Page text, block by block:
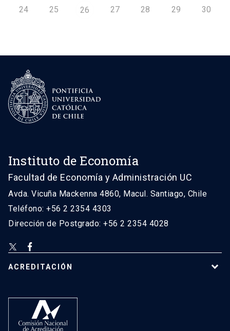
24 25 26 27 28 29 30
Instituto de Economía
Facultad de Economía y Administración UC
Avda. Vicuña Mackenna 4860, Macul. Santiago, Chile
Teléfono: +56 2 2354 4303
Dirección de Postgrado: +56 2 2354 4028
ACREDITACIÓN